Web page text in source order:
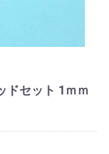
ドセット 1ｍｍ